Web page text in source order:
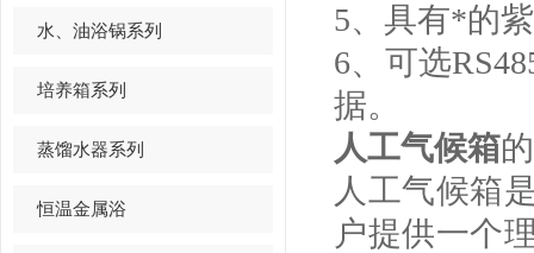
水、油浴锅系列
培养箱系列
蒸馏水器系列
恒温金属浴
5、具有*的
6、可选
据。
人工气候箱
人工气候箱
户提供一个